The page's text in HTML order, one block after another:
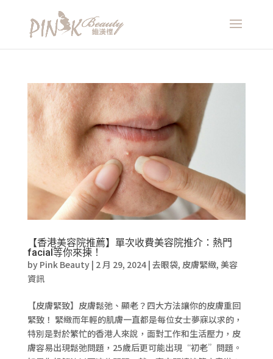
【香港美容院推薦】單次收費美容院推介：熱門
facial等你來揀！
by Pink Beauty| 2 月 29, 2024| 去眼袋, 皮膚緊緻, 美容
資訊
【皮膚緊致】皮膚鬆弛、顯老？四大方法讓你的皮膚重回
緊致！ 緊緻而年輕的肌膚一直都是每位女士夢寐以求的，
特別是對於繁忙的香港人來說，面對工作和生活壓力，皮
膚容易出現鬆弛問題，25歲后更可能出現“初老”問題。